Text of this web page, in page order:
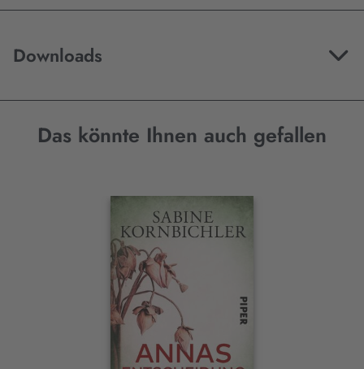
Downloads
Das könnte Ihnen auch gefallen
Interaktives